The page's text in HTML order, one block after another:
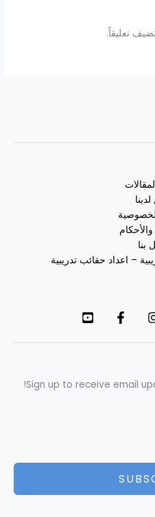
تعليقاً.
بنا
– اعداد حقائب تدريبية
Sign up to receive email